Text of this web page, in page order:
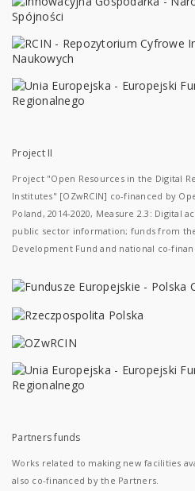
Project II
Project "Open Resources in the Digital
Institutes" [OZwRCIN] co-financed by
Poland, 2014-2020, Measure 2.3: Digital
public sector information; funds from
Development Fund and national co-
Partners funds
Works related to making new facilities
also co-financed by the Partners.